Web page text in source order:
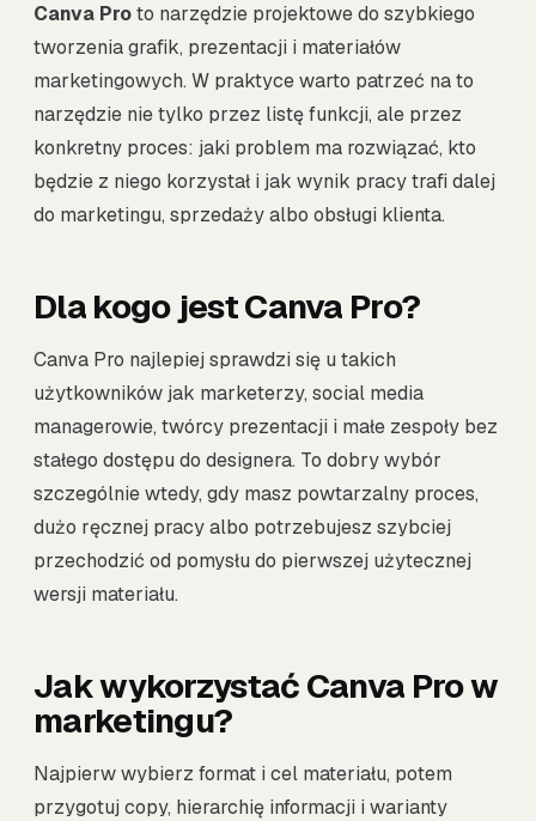
Canva Proto narzędzie projektowe do szybkiego
tworzenia grafik, prezentacji i materiałów
marketingowych. W praktyce warto patrzeć na to
narzędzie nie tylko przez listę funkcji, ale przez
konkretny proces: jaki problem ma rozwiązać, kto
będzie z niego korzystał i jak wynik pracy trafi dalej
do marketingu, sprzedaży albo obsługi klienta.
Dla kogo jest Canva Pro?
Canva Pro najlepiej sprawdzi się u takich
użytkowników jak marketerzy, social media
managerowie, twórcy prezentacji i małe zespoły bez
stałego dostępu do designera. To dobry wybór
szczególnie wtedy, gdy masz powtarzalny proces,
dużo ręcznej pracy albo potrzebujesz szybciej
przechodzić od pomysłu do pierwszej użytecznej
wersji materiału.
Jak wykorzystać Canva Pro w
marketingu?
Najpierw wybierz format i cel materiału, potem
przygotuj copy, hierarchię informacji i warianty